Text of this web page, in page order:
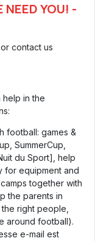
YOU! -
contact us
in the
football: games &
SummerCup,
du Sport], help
for equipment and
together with
the parents in
right people,
around football).
e-mail est